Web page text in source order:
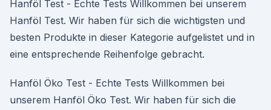
Hanföl Test - Echte Tests Willkommen bei unserem
Hanföl Test. Wir haben für sich die wichtigsten und
besten Produkte in dieser Kategorie aufgelistet und in
eine entsprechende Reihenfolge gebracht.
Hanföl Öko Test - Echte Tests Willkommen bei
unserem Hanföl Öko Test. Wir haben für sich die